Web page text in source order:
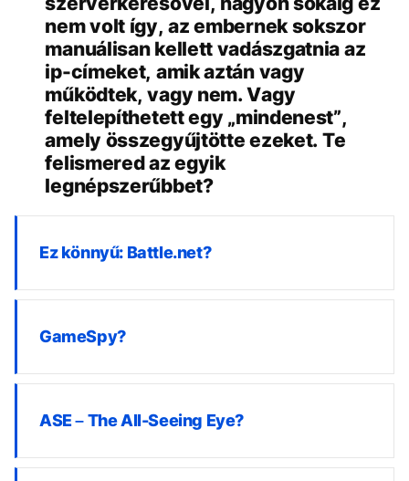
nem volt így, az embernek sokszor
manuálisan kellett vadászgatnia az
ip-címeket, amik aztán vagy
működtek, vagy nem. Vagy
feltelepíthetett egy „mindenest”,
amely összegyűjtötte ezeket. Te
felismered az egyik
legnépszerűbbet?
Ez könnyű: Battle.net?
GameSpy?
ASE – The All-Seeing Eye?